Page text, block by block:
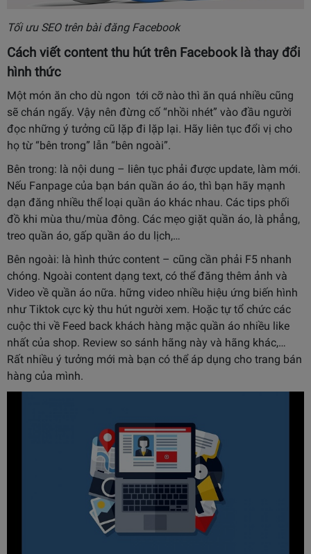
Tối ưu SEO trên bài đăng Facebook
Cách viết content thu hút trên Facebook là thay đổi
hình thức
Một món ăn cho dù ngon tới cỡ nào thì ăn quá nhiều cũng
sẽ chán ngấy. Vậy nên đừng cố “nhồi nhét” vào đầu người
đọc những ý tưởng cũ lặp đi lặp lại. Hãy liên tục đổi vị cho
họ từ “bên trong” lẫn “bên ngoài”.
Bên trong: là nội dung – liên tục phải được update, làm mới.
Nếu Fanpage của bạn bán quần áo áo, thì bạn hãy mạnh
dạn đăng nhiều thể loại quần áo khác nhau. Các tips phối
đồ khi mùa thu/mùa đông. Các mẹo giặt quần áo, là phẳng,
treo quần áo, gấp quần áo du lịch,…
Bên ngoài: là hình thức content – cũng cần phải F5 nhanh
chóng. Ngoài content dạng text, có thể đăng thêm ảnh và
Video về quần áo nữa. hững video nhiều hiệu ứng biến hình
như Tiktok cực kỳ thu hút người xem. Hoặc tự tổ chức các
cuộc thi về Feed back khách hàng mặc quần áo nhiều like
nhất của shop. Review so sánh hãng này và hãng khác,…
Rất nhiều ý tưởng mới mà bạn có thể áp dụng cho trang bán
hàng của mình.